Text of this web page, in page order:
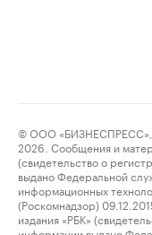
© ООО
2026. Сообщения и
(свидетельство о
выдано Федеральной
информационных
(Роскомнадзор)
издания «РБК»